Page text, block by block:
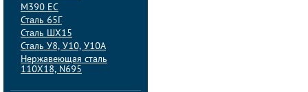
M390 ЕС
Сталь 65Г
Сталь ШХ15
Сталь У8, У10, У10А
Нержавеющая сталь
110Х18, N695